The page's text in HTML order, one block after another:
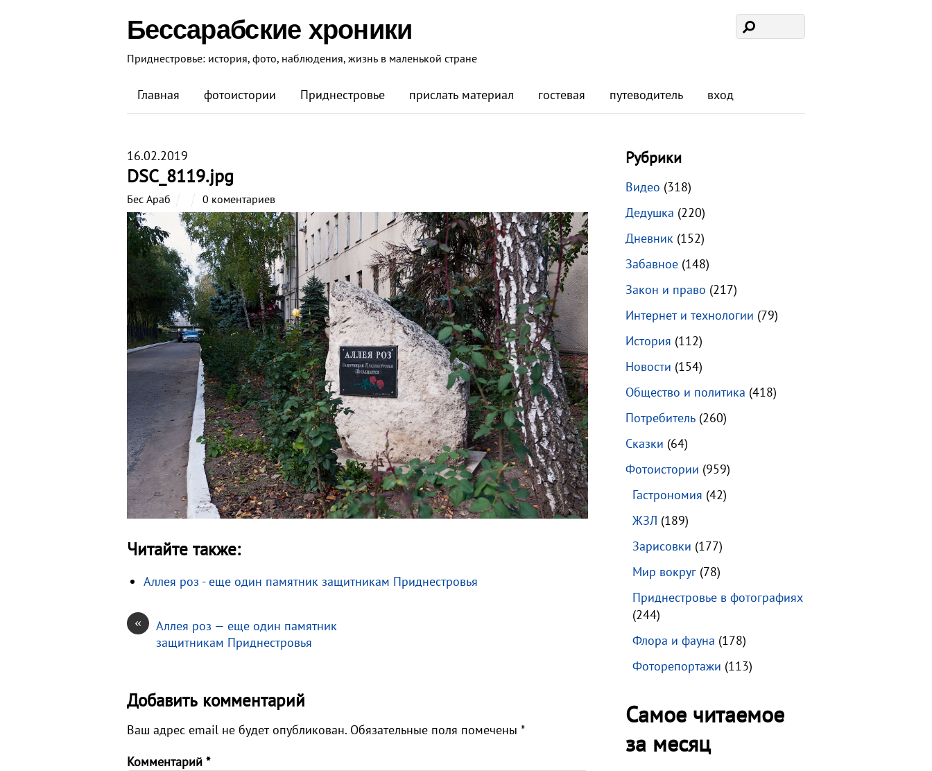
Бессарабские хроники
Приднестровье: история, фото, наблюдения, жизнь в маленькой стране
Главная фотоистории Приднестровье прислать материал гостевая путеводитель вход
16.02.2019
DSC_8119.jpg
Бес Араб 0 коментариев
Читайте также:
Аллея роз - еще один памятник защитникам Приднестровья
«
Аллея роз — еще один памятник
защитникам Приднестровья
Добавить комментарий
Ваш адрес email не будет опубликован. Обязательные поля помечены *
Комментарий *
Рубрики
Видео (318)
Дедушка (220)
Дневник(152)
Забавное(148)
Закон и право (217)
Интернет и технологии (79)
История (112)
Новости (154)
Общество и политика (418)
Потребитель(260)
Сказки (64)
Фотоистории (959)
Гастрономия (42)
ЖЗЛ (189)
Зарисовки (177)
Мир вокруг(78)
Приднестровье в фотографиях
(244)
Флора и фауна (178)
Фоторепортажи (113)
Самое читаемое
за месяц